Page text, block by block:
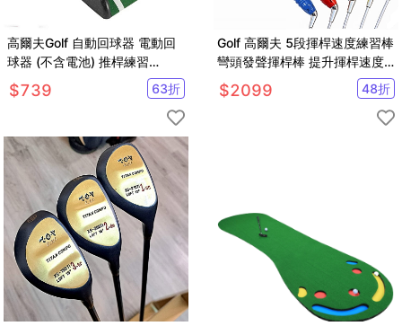
高爾夫Golf 自動回球器 電動回
球器 (不含電池) 推桿練習
【GF51006】
$739 63折
Golf 高爾夫 5段揮桿速度練習棒
彎頭發聲揮桿棒 提升揮桿速度
【GF52003】
$2099 48折